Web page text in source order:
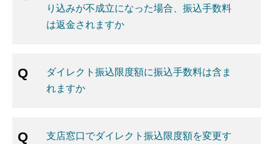
り込みが不成立になった場合、振込手数料
は返金されますか
ダイレクト振込限度額に振込手数料は含ま
れますか
支店窓口でダイレクト振込限度額を変更す